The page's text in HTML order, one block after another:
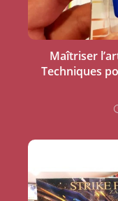
Maîtriser
Techniques